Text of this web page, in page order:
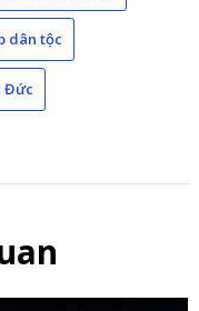
dân tộc
Đức